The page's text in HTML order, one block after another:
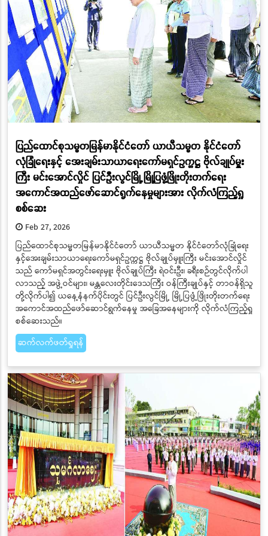
ပြည်ထောင်စုသမ္မတမြန်မာနိုင်ငံတော် ယာယီသမ္မတ နိုင်ငံတော်
လုံခြုံရေးနှင့် အေးချမ်းသာယာရေးကော်မရှင်ဥက္ကဋ္ဌ ဗိုလ်ချုပ်မှူး
ကြီး မင်းအောင်လှိုင် ပြင်ဦးလွင်မြို့ မြို့ပြဖွံ့ဖြိုးတိုးတက်ရေး
အကောင်အထည်ဖော်ဆောင်ရွက်နေမှုများအား လိုက်လံကြည့်ရှု
စစ်ဆေး
Feb 27, 2026
ပြည်ထောင်စုသမ္မတမြန်မာနိုင်ငံတော် ယာယီသမ္မတ နိုင်ငံတော်လုံခြုံရေး
နှင့်အေးချမ်းသာယာရေးကော်မရှင်ဥက္ကဋ္ဌ ဗိုလ်ချုပ်မှူးကြီး မင်းအောင်လှိုင်
သည် ကော်မရှင်အတွင်းရေးမှူး ဗိုလ်ချုပ်ကြီး ရဲဝင်းဦး၊ ခရီးစဉ်တွင်လိုက်ပါ
လာသည့် အဖွဲ့ဝင်များ၊ မန္တလေးတိုင်းဒေသကြီး ဝန်ကြီးချုပ်နှင့် တာဝန်ရှိသူ
တို့လိုက်ပါ၍ ယနေ့နံနက်ပိုင်းတွင် ပြင်ဦးလွင်မြို့ မြို့ပြဖွံ့ဖြိုးတိုးတက်ရေး
အကောင်အထည်ဖော်ဆောင်ရွက်နေမှု အခြေအနေများကို လိုက်လံကြည့်ရှု
စစ်ဆေးသည်။
ဆက်လက်ဖတ်ရှုရန်